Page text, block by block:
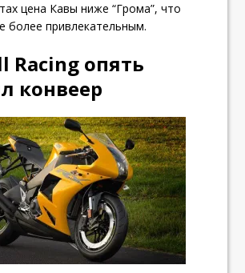
цена Кавы ниже “Грома”, что
более привлекательным.
Racing опять
конвеер